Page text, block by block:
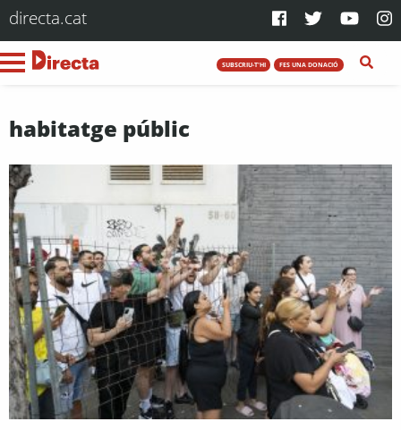
directa.cat
SUBSCRIU-T'HI FES UNA DONACIÓ
habitatge públic